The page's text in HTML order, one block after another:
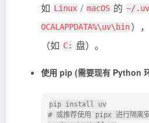
如 Linux / macOS 的 ~/
OCALAPPDATA%\uv\bin）
（如 C: 盘）。
使用 pip (需要现有 Python
pip install uv
# 或推荐使用 pipx 进行隔离